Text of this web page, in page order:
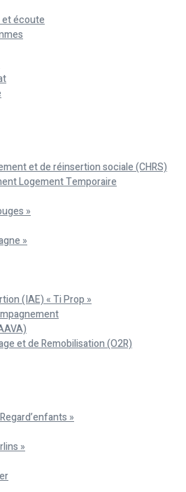
écoute
et de réinsertion sociale (CHRS)
Logement Temporaire
»
»
(IAE) « Ti Prop »
et de Remobilisation (O2R)
»
»